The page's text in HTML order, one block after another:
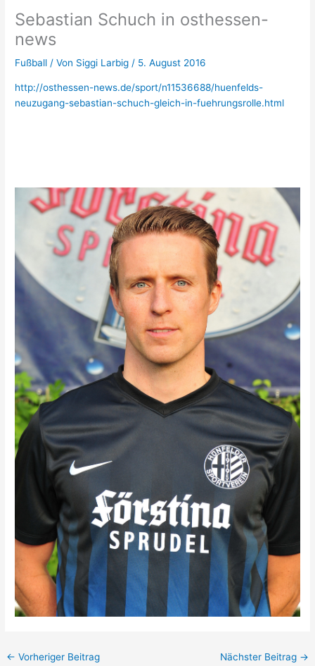
Sebastian Schuch in osthessen-
news
Fußball / Von Siggi Larbig / 5. August 2016
http://osthessen-news.de/sport/n11536688/huenfelds-
neuzugang-sebastian-schuch-gleich-in-fuehrungsrolle.html
← Vorheriger Beitrag Nächster Beitrag →